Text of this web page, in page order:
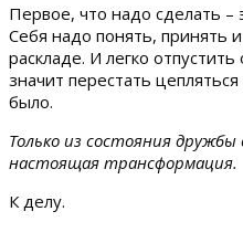
Первое, что надо сделать –
Себя надо понять, принять
раскладе. И легко
значит перестать
было.
Только из состояния дружбы
настоящая трансформация.
К делу.